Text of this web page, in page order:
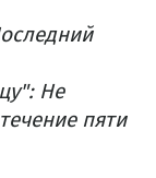
Не
пяти